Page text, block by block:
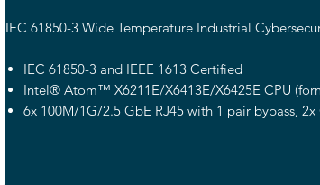
IEC 61850-3 Wide Temperature Industrial
IEC 61850-3 and IEEE 1613 Certified
Intel® Atom™ X6211E/X6413E/X6425E CPU
6x 100M/1G/2.5 GbE RJ45 with 1 pair bypass, 2x